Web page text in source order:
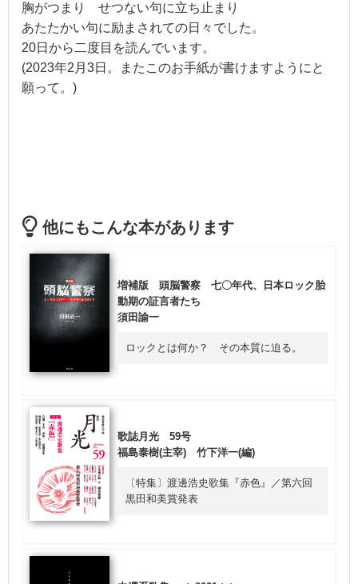
胸がつまり せつない句に立ち止まり
あたたかい句に励まされての日々でした。
20日から二度目を読んでいます。
(2023年2月3日。
またこのお手紙が書けますようにと
願って。)
他にもこんな本があります
増補版 頭脳警察 七〇年代、日本ロック胎
動期の証言者たち
須田諭一
ロックとは何か？ その本質に迫る。
歌誌月光 59号
福島泰樹(主宰) 竹下洋一(編)
〔特集〕渡邊浩史歌集『赤色』／第六回
黒田和美賞発表